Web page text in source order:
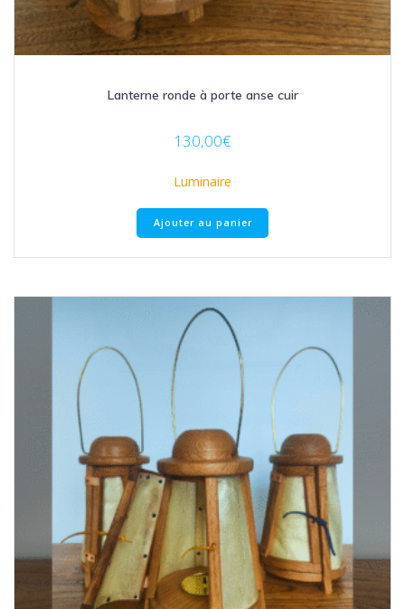
Lanterne ronde à porte anse cuir
130,00€
Luminaire
Ajouter au panier